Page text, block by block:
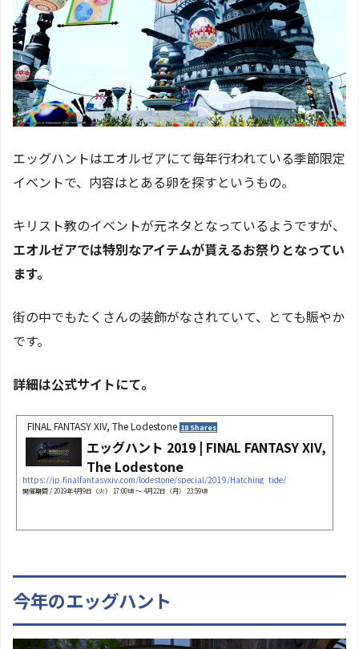
エッグハントはエオルゼアにて毎年行われている季節限定
イベントで、内容はとある卵を探すというもの。
キリスト教のイベントが元ネタとなっているようですが、
エオルゼアでは特別なアイテムが貰えるお祭りとなってい
ます。
街の中でもたくさんの装飾がなされていて、とても賑やか
です。
詳細は公式サイトにて。
FINAL FANTASY XIV, The Lodestone 18 Shares
エッグハント 2019 | FINAL FANTASY XIV,
The Lodestone
https://jp.finalfantasyxiv.com/lodestone/special/2019/Hatching_tide/
開催期間 / 2019年4月9日（火） 17:00頃 ～ 4月22日（月） 23:59頃
今年のエッグハント